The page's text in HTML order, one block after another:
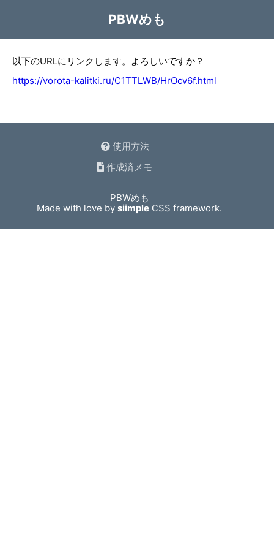
PBWめも
以下のURLにリンクします。よろしいですか？
https://vorota-kalitki.ru/C1TTLWB/HrOcv6f.html
使用方法
作成済メモ
PBWめも
Made with love bysiimple CSS framework.